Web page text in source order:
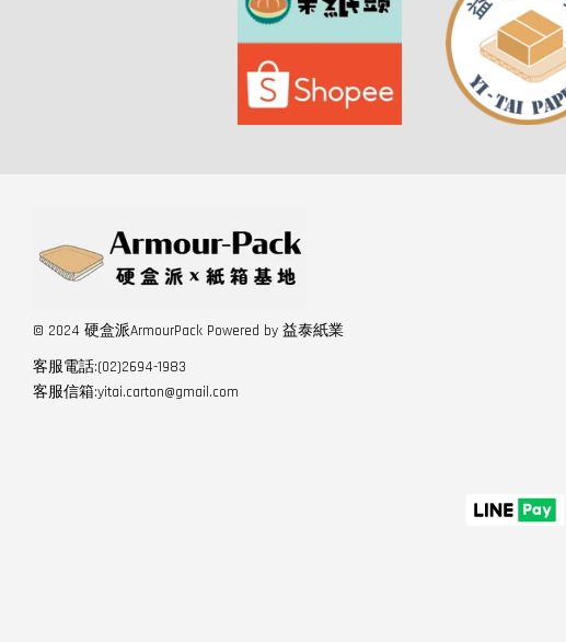
© 2024 硬盒派ArmourPack Powered by 益泰紙業
客服電話:(02)2694-1983
客服信箱:yitai.carton@gmail.com